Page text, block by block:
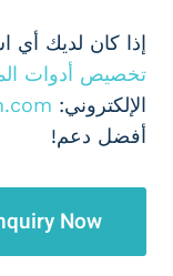
إذا كان لديك أي
تخصيص أدوات
الإلكتروني:
أفضل دعم!
Now